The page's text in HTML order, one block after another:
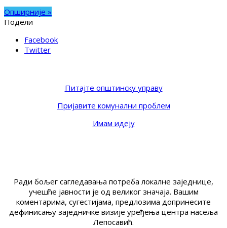
Опширније »
Подели
Facebook
Twitter
Питајте општинску управу
Пријавите комунални проблем
Имам идеју
Ради бољег сагледавања потреба локалне заједнице,
учешће јавности је од великог значаја. Вашим
коментарима, сугестијама, предлозима допринесите
дефинисању заједничке визије уређења центра насеља
Лепосавић.